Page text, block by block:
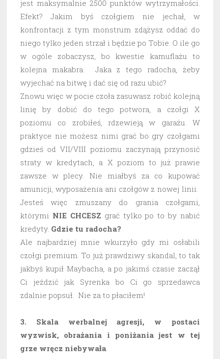
jest maksymalnie 2500 punktów wytrzymałości.
Efekt? Jakim byś czołgiem nie jechał, w
konfrontacji z tym monstrum zdążysz oddać do
niego tylko jeden strzał i będzie po Tobie. O ile go
w ogóle zobaczysz, bo kwestie kamuflażu to
kolejna makabra. Jaka z tego radocha, żeby
wyjechać na bitwę i dać się od razu ubić?
Znowu więc w pocie czoła zasuwasz robić kolejną
linię by dobić do tego potwora, a czołgi X
poziomu co zrobiłeś, rdzewieją w garażu. W
praktyce nie możesz nimi grać bo gry czołgami
gdzieś od VII/VIII poziomu zaczynają przynosić
straty w kredytach, a X poziom to już prawie
zawsze w plecy. Nie miałbyś za co kupować
amunicji, wyposażenia ani czołgów z nowej linii.
Jesteś więc zmuszany do grania czołgami,
którymi NIE CHCESZ grać tylko po to by nabić
kredyty. Gdzie tu radocha?
Ale najbardziej mnie wkurzyło gdy mi osłabili
czołgi premium. To już prawdziwy skandal, to tak
jakbyś kupił Maybacha, a po jakimś czasie zaczął
Ci jeździć jak Syrenka bo Ci go sprzedawca
zdalnie popsuł. Nie za to płaciłem!
3. Skala werbalnej agresji, w postaci
wyzwisk, obrażania i poniżania jest w tej
grze wręcz niebywała.